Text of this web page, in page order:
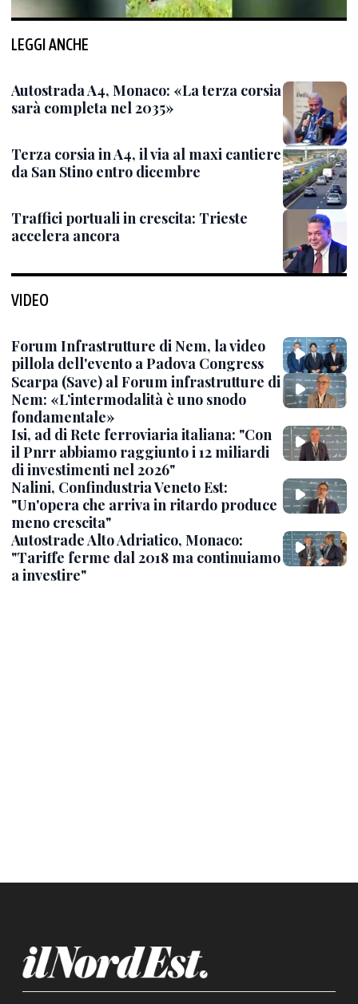
LEGGI ANCHE
Autostrada A4, Monaco: «La terza corsia
sarà completa nel 2035»
Terza corsia in A4, il via al maxi cantiere
da San Stino entro dicembre
Traffici portuali in crescita: Trieste
accelera ancora
VIDEO
Forum Infrastrutture di Nem, la video
pillola dell'evento a Padova Congress
Scarpa (Save) al Forum infrastrutture di
Nem: «L’intermodalità è uno snodo
fondamentale»
Isi, ad di Rete ferroviaria italiana: "Con
il Pnrr abbiamo raggiunto i 12 miliardi
di investimenti nel 2026"
Nalini, Confindustria Veneto Est:
"Un'opera che arriva in ritardo produce
meno crescita"
Autostrade Alto Adriatico, Monaco:
"Tariffe ferme dal 2018 ma continuiamo
a investire"